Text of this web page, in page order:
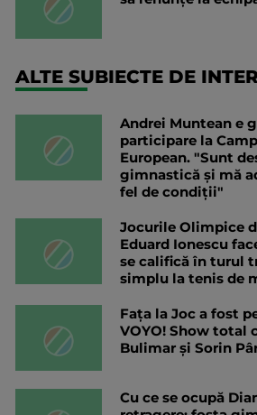
ALTE SUBIECTE DE
Andrei Muntean e
participare la
European. "Sunt
gimnastică și mă
fel de condiții"
Jocurile Olimpice
Eduard Ionescu
se califică în turul
simplu la tenis de
Fața la Joc a fost
VOYO! Show total
Bulimar și Sorin
Cu ce se ocupă